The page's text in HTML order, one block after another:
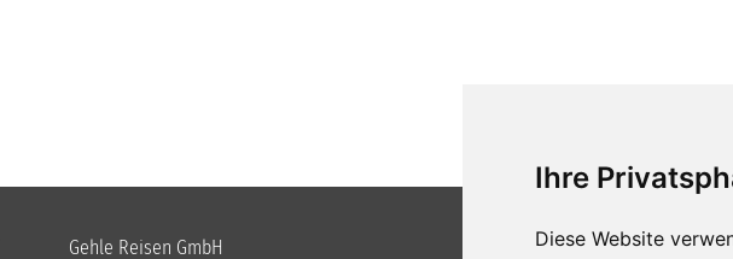
Ihre
Diese Website
Gehle Reisen GmbH Telefon +49 (0)5241 / 40 34 8-0